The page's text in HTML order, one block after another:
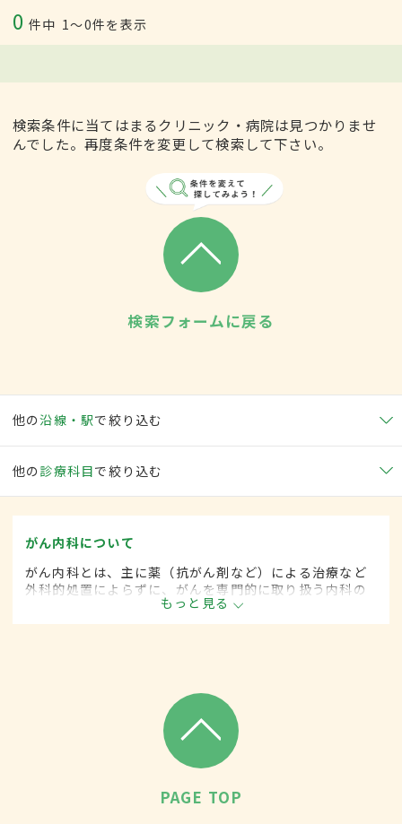
0 件中 1〜0件を表示
検索条件に当てはまるクリニック・病院は見つかりませ
んでした。再度条件を変更して検索して下さい。
検索フォームに戻る
他の沿線・駅で絞り込む
他の 診療科目で絞り込む
がん内科について
がん内科とは、主に薬（抗がん剤など）による治療など
外科的処置によらずに、がんを専門的に取り扱う内科の
もっと見る
PAGE TOP